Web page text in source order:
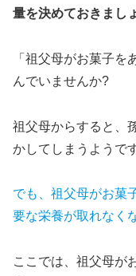
量を決めておきまし
「祖父母がお菓子を
んでいませんか?
祖父母からすると、
かしてしまうようで
でも、祖父母がお菓
要な栄養が取れなく
ここでは、祖父母が